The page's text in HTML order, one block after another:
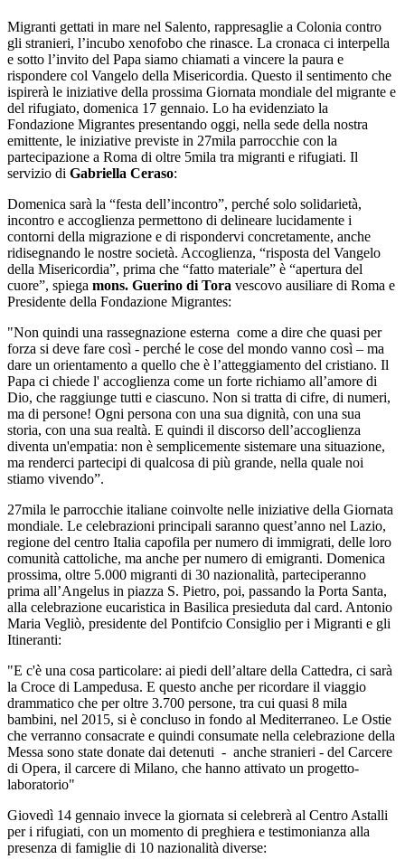
Migranti gettati in mare nel Salento, rappresaglie a Colonia contro
gli stranieri, l’incubo xenofobo che rinasce. La cronaca ci interpella
e sotto l’invito del Papa siamo chiamati a vincere la paura e
rispondere col Vangelo della Misericordia. Questo il sentimento che
ispirerà le iniziative della prossima Giornata mondiale del migrante e
del rifugiato, domenica 17 gennaio. Lo ha evidenziato la
Fondazione Migrantes presentando oggi, nella sede della nostra
emittente, le iniziative previste in 27mila parrocchie con la
partecipazione a Roma di oltre 5mila tra migranti e rifugiati. Il
servizio di Gabriella Ceraso:
Domenica sarà la “festa dell’incontro”, perché solo solidarietà,
incontro e accoglienza permettono di delineare lucidamente i
contorni della migrazione e di rispondervi concretamente, anche
ridisegnando le nostre società. Accoglienza, “risposta del Vangelo
della Misericordia”, prima che “fatto materiale” è “apertura del
cuore”, spiega mons. Guerino di Tora vescovo ausiliare di Roma e
Presidente della Fondazione Migrantes:
"Non quindi una rassegnazione esterna come a dire che quasi per
forza si deve fare così - perché le cose del mondo vanno così – ma
dare un orientamento a quello che è l’atteggiamento del cristiano. Il
Papa ci chiede l' accoglienza come un forte richiamo all’amore di
Dio, che raggiunge tutti e ciascuno. Non si tratta di cifre, di numeri,
ma di persone! Ogni persona con una sua dignità, con una sua
storia, con una sua realtà. E quindi il discorso dell’accoglienza
diventa un'empatia: non è semplicemente sistemare una situazione,
ma renderci partecipi di qualcosa di più grande, nella quale noi
stiamo vivendo”.
27mila le parrocchie italiane coinvolte nelle iniziative della Giornata
mondiale. Le celebrazioni principali saranno quest’anno nel Lazio,
regione del centro Italia capofila per numero di immigrati, delle loro
comunità cattoliche, ma anche per numero di emigranti. Domenica
prossima, oltre 5.000 migranti di 30 nazionalità, parteciperanno
prima all’Angelus in piazza S. Pietro, poi, passando la Porta Santa,
alla celebrazione eucaristica in Basilica presieduta dal card. Antonio
Maria Vegliò, presidente del Pontifcio Consiglio per i Migranti e gli
Itineranti:
"E c'è una cosa particolare: ai piedi dell’altare della Cattedra, ci sarà
la Croce di Lampedusa. E questo anche per ricordare il viaggio
drammatico che per oltre 3.700 persone, tra cui quasi 8 mila
bambini, nel 2015, si è concluso in fondo al Mediterraneo. Le Ostie
che verranno consacrate e quindi consumate nella celebrazione della
Messa sono state donate dai detenuti - anche stranieri - del Carcere
di Opera, il carcere di Milano, che hanno attivato un progetto-
laboratorio"
Giovedì 14 gennaio invece la giornata si celebrerà al Centro Astalli
per i rifugiati, con un momento di preghiera e testimonianza alla
presenza di famiglie di 10 nazionalità diverse: